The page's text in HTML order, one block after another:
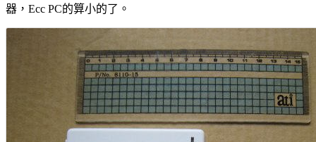
器，Ecc PC的算小的了。